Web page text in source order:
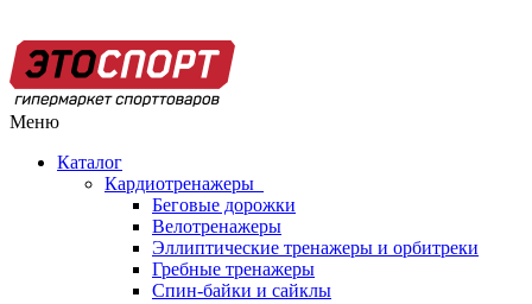
Меню
Каталог
Кардиотренажеры
Беговые дорожки
Велотренажеры
Эллиптические тренажеры и орбитреки
Гребные тренажеры
Спин-байки и сайклы